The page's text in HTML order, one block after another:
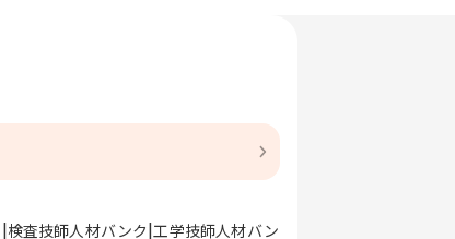
検査技師人材バンク 工学技師人材バン